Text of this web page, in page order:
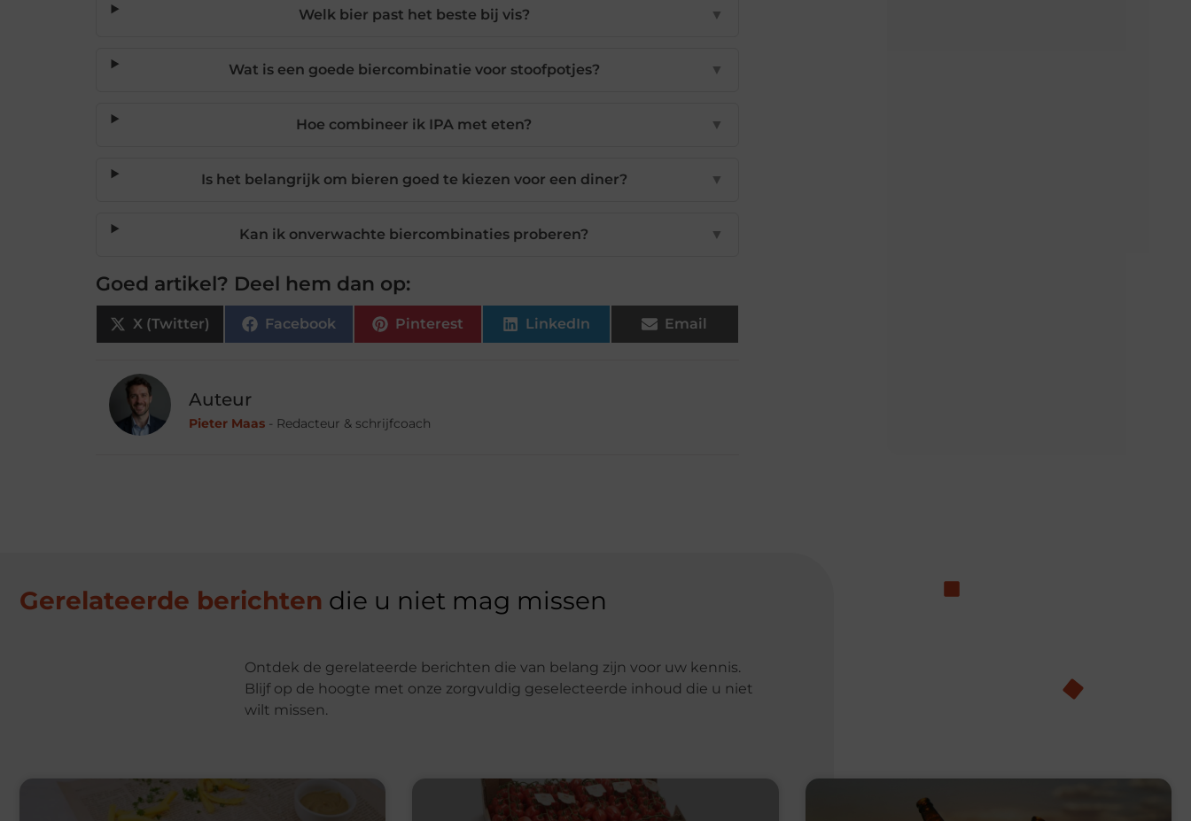
Welk bier past het beste bij vis? ▼
Wat is een goede biercombinatie voor stoofpotjes? ▼
Hoe combineer ik IPA met eten? ▼
Is het belangrijk om bieren goed te kiezen voor een diner? ▼
Kan ik onverwachte biercombinaties proberen? ▼
Goed artikel? Deel hem dan op:
X (Twitter) Facebook Pinterest LinkedIn Email
Auteur
Pieter Maas - Redacteur & schrijfcoach
Gerelateerde berichten die u niet mag missen
Ontdek de gerelateerde berichten die van belang zijn voor uw kennis.
Blijf op de hoogte met onze zorgvuldig geselecteerde inhoud die u niet
wilt missen.